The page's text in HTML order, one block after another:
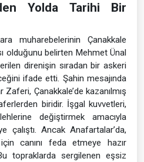
Yolda Tarihi Bir
muharebelerinin Çanakkale
olduğunu belirten Mehmet Ünal
direnişin sıradan bir askeri
ifade etti. Şahin mesajında
Çanakkale’de kazanılmış
biridir. İşgal kuvvetleri,
değiştirmek amacıyla
çalıştı. Ancak Anafartalar’da,
canını feda etmeye hazır
topraklarda sergilenen eşsiz